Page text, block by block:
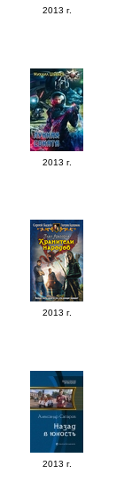
2013 г.
2013 г.
2013 г.
2013 г.